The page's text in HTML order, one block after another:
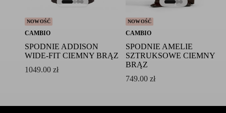
NOWOŚĆ
CAMBIO
SPODNIE ADDISON
WIDE-FIT CIEMNY BRĄZ
1049.00 zł
NOWOŚĆ
CAMBIO
SPODNIE AMELIE
SZTRUKSOWE CIEMNY
BRĄZ
749.00 zł